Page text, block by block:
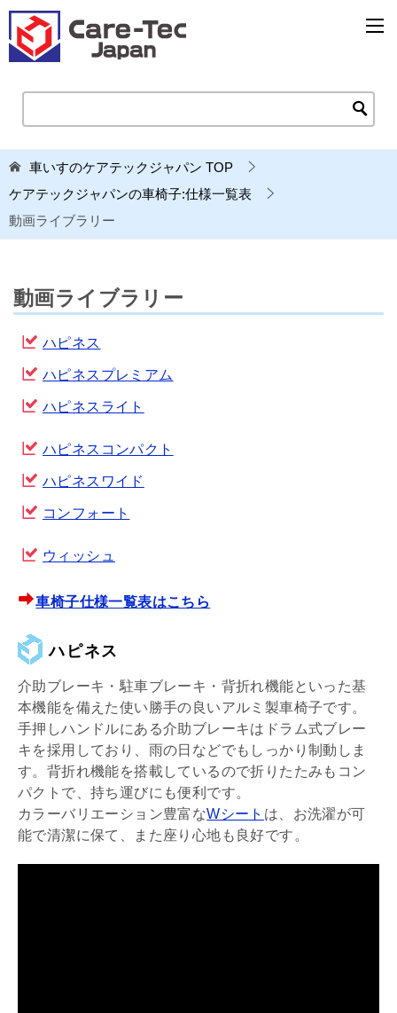
車いすのケアテックジャパン TOP
ケアテックジャパンの車椅子:仕様一覧表
動画ライブラリー
動画ライブラリー
ハピネス
ハピネスプレミアム
ハピネスライト
ハピネスコンパクト
ハピネスワイド
コンフォート
ウィッシュ
車椅子仕様一覧表はこちら
ハピネス
介助ブレーキ・駐車ブレーキ・背折れ機能といった基
本機能を備えた使い勝手の良いアルミ製車椅子です。
手押しハンドルにある介助ブレーキはドラム式ブレー
キを採用しており、雨の日などでもしっかり制動しま
す。背折れ機能を搭載しているので折りたたみもコン
パクトで、持ち運びにも便利です。
カラーバリエーション豊富なWシート は、お洗濯が可
能で清潔に保て、また座り心地も良好です。